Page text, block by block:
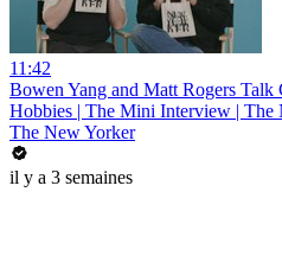
11:42
Bowen Yang and Matt Rogers Talk
Hobbies | The Mini Interview | The
The New Yorker
il y a 3 semaines